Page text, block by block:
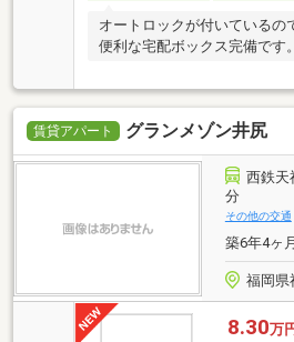
オートロックが付いているの
便利な宅配ボックス完備です。
賃貸アパート グランメゾン井尻
西鉄天
分
その他の交通
築6年4ヶ
福岡県
8.30万